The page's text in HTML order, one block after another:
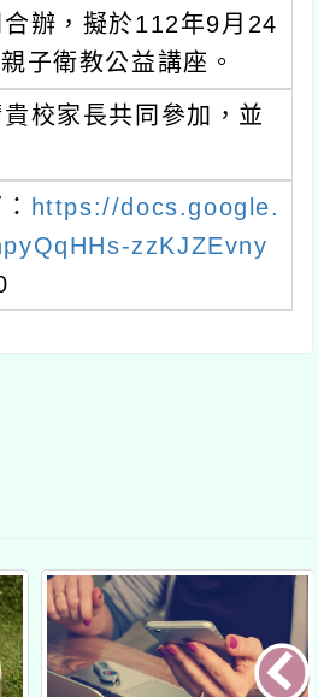
辦，擬於112年9月24
子衛教公益講座。
校家長共同參加，並
https://docs.google.
zzKJZEvny